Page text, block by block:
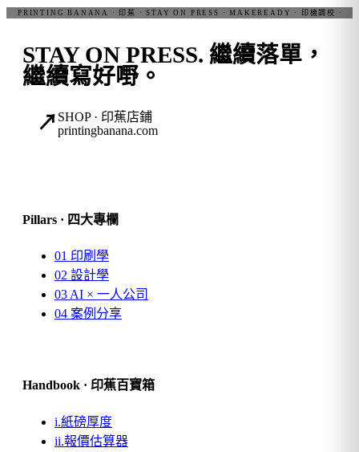
STAY ON PRESS. 繼續落單，
繼續寫好嘢。
↗ SHOP · 印蕉店鋪
printingbanana.com
Pillars · 四大專欄
01 印刷學
02 設計學
03 AI × 一人公司
04 案例分享
Handbook · 印蕉百寶箱
i.紙磅厚度
ii.報價估算器